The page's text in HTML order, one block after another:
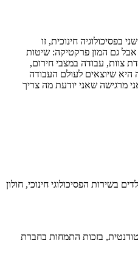
חינוכית, זו
גם המון פרקטיקה: שיטות
צוות, עבודה במצבי חירום,
שיוצאים לעולם העבודה
מרגישה שאני יודעת מה צריך
בשירות הפסיכולוגי חינוכי, חולון
בזכות התמחות בחברת